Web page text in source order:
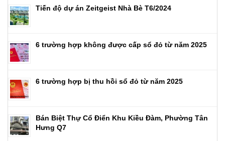
Tiến độ dự án Zeitgeist Nhà Bè T6/2024
6 trường hợp không được cấp sổ đỏ từ năm 2025
6 trường hợp bị thu hồi sổ đỏ từ năm 2025
Bán Biệt Thự Cổ Điển Khu Kiều Đàm, Phường Tân
Hưng Q7